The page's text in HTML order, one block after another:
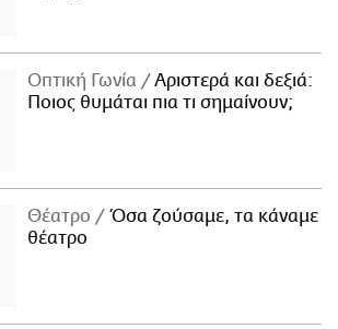
Οπτική Γωνία
Αριστερά και δεξιά:
Ποιος θυμάται πια τι σημαίνουν;
Θέατρο
Όσα ζούσαμε, τα κάναμε
θέατρο